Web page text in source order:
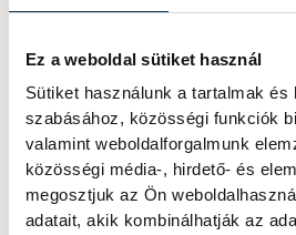
Ez a weboldal sütiket használ
Sütiket használunk a tartalmak
szabásához, közösségi funkciók
valamint weboldalforgalmunk
közösségi média-, hirdető- és
megosztjuk az Ön
adatait, akik kombinálhatják az
A csirkemellet az
helyezve, a serpenyőben
fokhagymás-
meglocsolva érdemes
friss kakukkfű vagy egy